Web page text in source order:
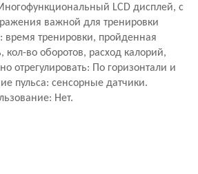
LCD дисплей, с
важной для тренировки
тренировки, пройденная
кол-во оборотов, расход калорий,
отрегулировать: По горизонтали и
пульса: сенсорные датчики.
Нет.